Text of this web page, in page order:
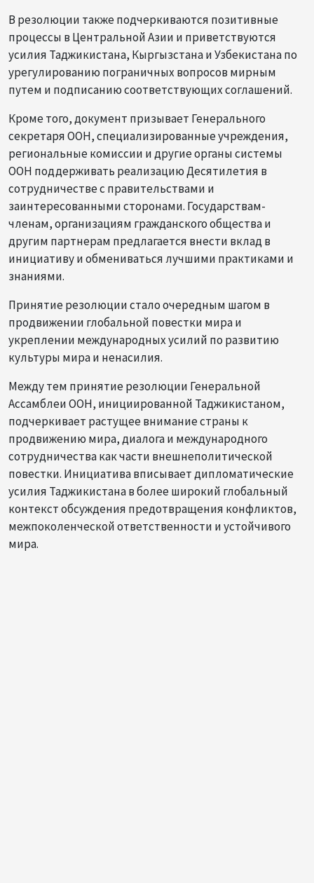
В резолюции также подчеркиваются позитивные
процессы в Центральной Азии и приветствуются
усилия Таджикистана, Кыргызстана и Узбекистана по
урегулированию пограничных вопросов мирным
путем и подписанию соответствующих соглашений.
Кроме того, документ призывает Генерального
секретаря ООН, специализированные учреждения,
региональные комиссии и другие органы системы
ООН поддерживать реализацию Десятилетия в
сотрудничестве с правительствами и
заинтересованными сторонами. Государствам-
членам, организациям гражданского общества и
другим партнерам предлагается внести вклад в
инициативу и обмениваться лучшими практиками и
знаниями.
Принятие резолюции стало очередным шагом в
продвижении глобальной повестки мира и
укреплении международных усилий по развитию
культуры мира и ненасилия.
Между тем принятие резолюции Генеральной
Ассамблеи ООН, инициированной Таджикистаном,
подчеркивает растущее внимание страны к
продвижению мира, диалога и международного
сотрудничества как части внешнеполитической
повестки. Инициатива вписывает дипломатические
усилия Таджикистана в более широкий глобальный
контекст обсуждения предотвращения конфликтов,
межпоколенческой ответственности и устойчивого
мира.